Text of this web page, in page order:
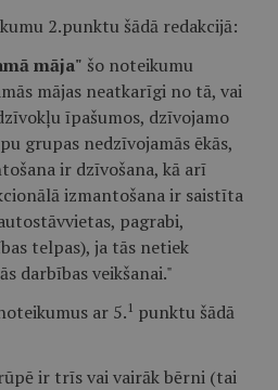
2.punktu šādā redakcijā:
māja" šo noteikumu
mājas neatkarīgi no tā, vai
īpašumos, dzīvojamo
grupas nedzīvojamās ēkās,
ir dzīvošana, kā arī
izmantošana ir saistīta
pagrabi,
telpas), ja tās netiek
darbības veikšanai."
ar 5. 1 punktu šādā
ir trīs vai vairāk bērni (tai